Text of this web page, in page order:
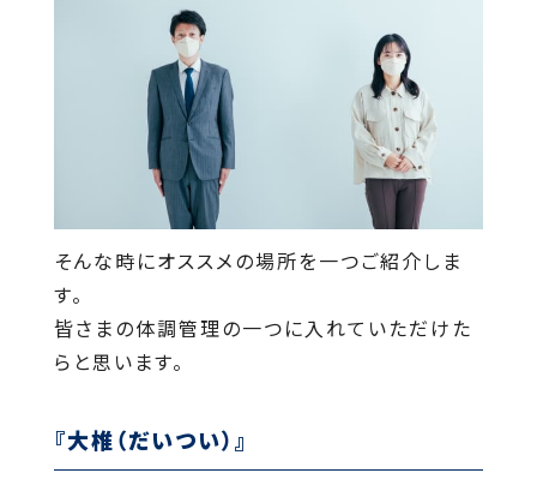
そんな時にオススメの場所を一つご紹介しま
す。
皆さまの体調管理の一つに入れていただけた
らと思います。
『大椎（だいつい）』